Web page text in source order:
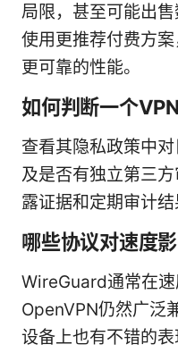
局限，甚至可能出
使用更推荐付费方
更可靠的性能。
如何判断一个VPN
查看其隐私政策中
及是否有独立第三
露证据和定期审计结
哪些协议对速度影
WireGuard通常在速
OpenVPN仍然广泛
设备上也有不错的